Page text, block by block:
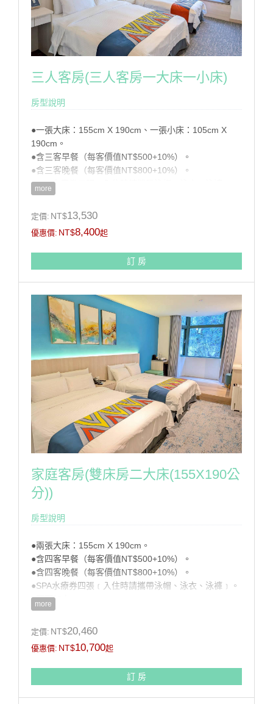
三人客房(三人客房一大床一小床)
房型說明
●一張大床：155cm X 190cm、一張小床：105cm X
190cm。
●含三客早餐（每客價值NT$500+10%）。
●含三客晚餐（每客價值NT$800+10%）。
●SPA水療券三張﹝入住時請攜帶泳帽、泳衣、泳褲﹞。
●不可加人。
(牙膏、牙刷、刮鬍刀、梳子及泳帽、泳衣、泳褲)請自行
攜帶。
寬頻網際網路,無噪音迷你冰箱,煮水壺,110伏特電源插
座,USB充電設備,電視機,吹風機,天然羽絨被枕,乳膠枕,客
用衣架,客房中央空調,客房內密碼式保險箱,配合國家公
園環保政策,本渡假村不提供一次性備品(牙膏、牙刷、刮
鬍刀、梳子及泳帽、泳衣、泳褲)請自行攜帶。
房型設備
more
定價: NT$13,530
優惠價: NT$8,400起
訂 房
家庭客房(雙床房二大床(155X190公
分))
房型說明
●兩張大床：155cm X 190cm。
●含四客早餐（每客價值NT$500+10%）。
●含四客晚餐（每客價值NT$800+10%）。
●SPA水療券四張﹝入住時請攜帶泳帽、泳衣、泳褲﹞。
●不可加人。
註：配合國家公園環保政策,本渡假村不提供一次性備品
攜帶。
more
定價: NT$20,460
優惠價: NT$10,700起
訂 房